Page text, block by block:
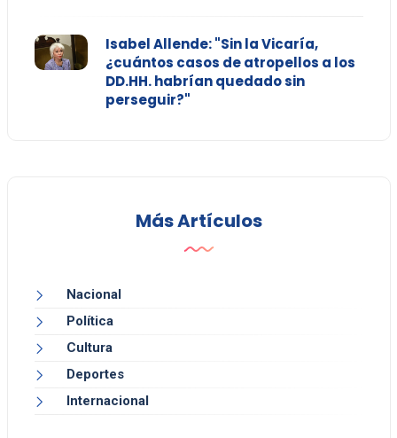
Isabel Allende: "Sin la Vicaría,
¿cuántos casos de atropellos a los
DD.HH. habrían quedado sin
perseguir?"
Más Artículos
Nacional
Política
Cultura
Deportes
Internacional